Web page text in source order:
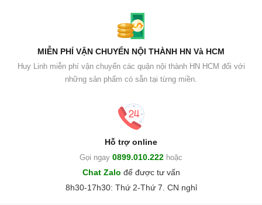
MIỄN PHÍ VẬN CHUYỂN NỘI THÀNH HN Và HCM
Huy Linh miễn phí vận chuyển các quận nội thành HN HCM đối với
những sản phẩm có sẵn tại từng miền.
Hỗ trợ online
Gọi ngay 0899.010.222 hoặc
Chat Zalo để được tư vấn
8h30-17h30: Thứ 2-Thứ 7. CN nghỉ